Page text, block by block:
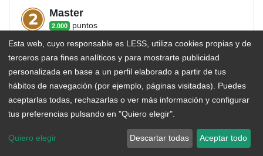
Master
2.000 puntos
Aprendiz
Estudiante
100 puntos
Esta web, cuyo responsable es LESS, utiliza cookies propias y de
terceros para fines analíticos y para mostrarte publicidad
personalizada en base a un perfil elaborado a partir de tus
hábitos de navegación (por ejemplo, páginas visitadas). Puedes
aceptarlas todas, rechazarlas o ver más información y configurar
tus preferencias pulsando en "Quiero elegir".
Quiero elegir Descartar todas Aceptar todo